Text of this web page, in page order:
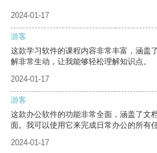
2024-01-17
游客
这款学习软件的课程内容非常丰富，涵盖
解非常生动，让我能够轻松理解知识点。
2024-01-17
游客
这款办公软件的功能非常全面，涵盖了文
面。我可以使用它来完成日常办公的所有
2024-01-17